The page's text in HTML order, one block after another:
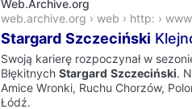
Web.Archive.org
web.archive.org › web › http: ›
Stargard Szczeciński
Swoją karierę rozpoczynał w
Błękitnych Stargard Szczeciński.
Amice Wronki, Ruchu Chorzów,
Łódź.